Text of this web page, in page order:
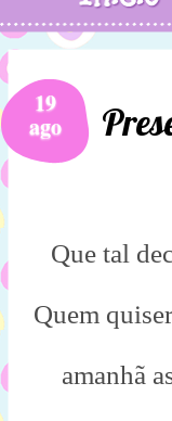
19
ago
Que tal
Quem
amanhã